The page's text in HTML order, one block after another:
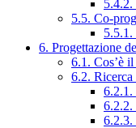
5.4.2.
5.5. Co-
5.5.1.
6. Progettazione
6.1. Cos’è
6.2.
6.2.1.
6.2.2.
6.2.3.